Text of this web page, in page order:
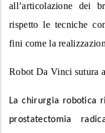
all’articolazione dei
rispetto le tecniche
fini come la
Robot Da Vinci sutura
La chirurgia robotica
prostatectomia